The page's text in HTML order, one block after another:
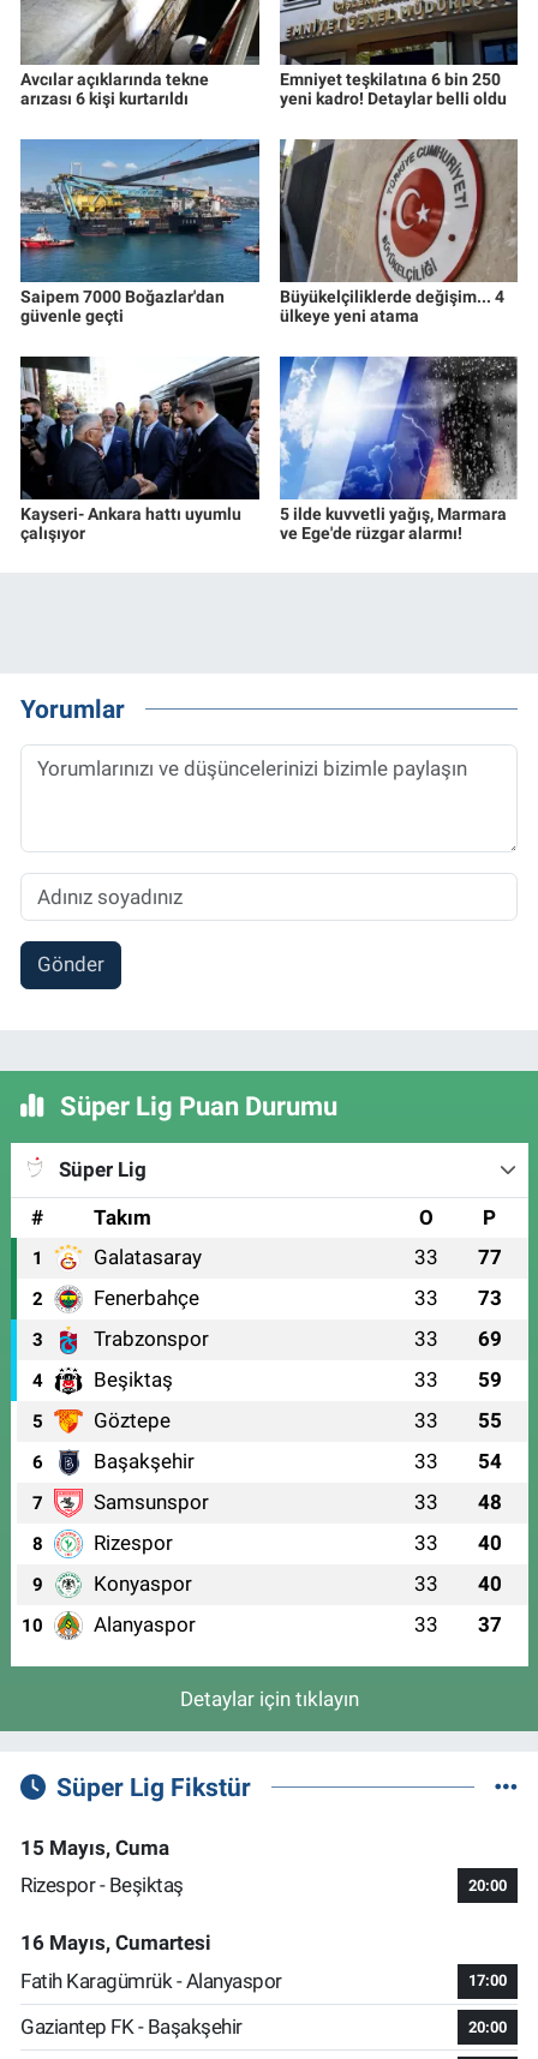
Avcılar açıklarında tekne
arızası 6 kişi kurtarıldı
Emniyet teşkilatına 6 bin 250
yeni kadro! Detaylar belli oldu
Saipem 7000 Boğazlar'dan
güvenle geçti
Büyükelçiliklerde değişim... 4
ülkeye yeni atama
Kayseri- Ankara hattı uyumlu
çalışıyor
5 ilde kuvvetli yağış, Marmara
ve Ege'de rüzgar alarmı!
Yorumlar
Gönder
Süper Lig Puan Durumu
Süper Lig
#
Takım O P
1 Galatasaray 33 77
2 Fenerbahçe 33 73
3 Trabzonspor 33 69
4 Beşiktaş 33 59
5 Göztepe 33 55
6 Başakşehir 33 54
7 Samsunspor 33 48
8 Rizespor 33 40
9 Konyaspor 33 40
10 Alanyaspor 33 37
Detaylar için tıklayın
Süper Lig Fikstür
15 Mayıs, Cuma
Rizespor - Beşiktaş
20:00
16 Mayıs, Cumartesi
Fatih Karagümrük - Alanyaspor
17:00
Gaziantep FK - Başakşehir 20:00